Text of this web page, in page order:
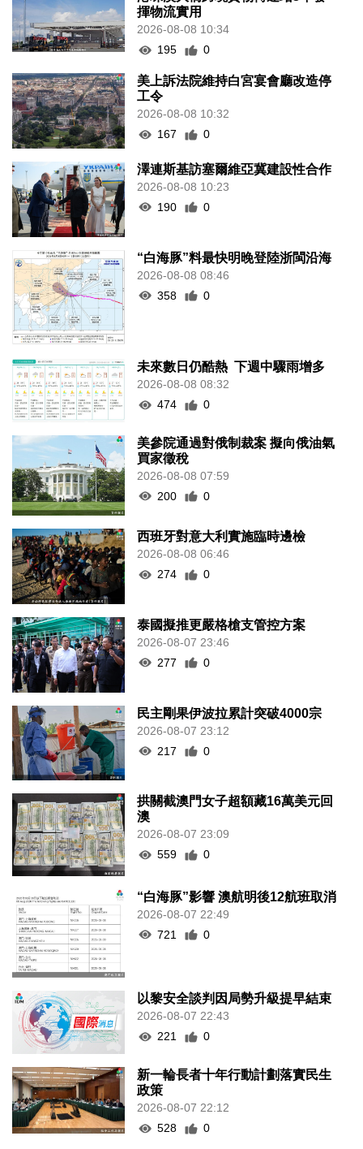
揮物流實用
2026-08-08 10:34
195
0
美上訴法院維持白宮宴會廳改造停
工令
2026-08-08 10:32
167
0
澤連斯基訪塞爾維亞冀建設性合作
2026-08-08 10:23
190
0
“白海豚”料最快明晚登陸浙閩沿海
2026-08-08 08:46
358
0
未來數日仍酷熱 下週中驟雨增多
2026-08-08 08:32
474
0
美參院通過對俄制裁案 擬向俄油氣
買家徵稅
2026-08-08 07:59
200
0
西班牙對意大利實施臨時邊檢
2026-08-08 06:46
274
0
泰國擬推更嚴格槍支管控方案
2026-08-07 23:46
277
0
民主剛果伊波拉累計突破4000宗
2026-08-07 23:12
217
0
拱關截澳門女子超額藏16萬美元回
澳
2026-08-07 23:09
559
0
“白海豚”影響 澳航明後12航班取消
2026-08-07 22:49
721
0
以黎安全談判因局勢升級提早結束
2026-08-07 22:43
221
0
新一輪長者十年行動計劃落實民生
政策
2026-08-07 22:12
528
0